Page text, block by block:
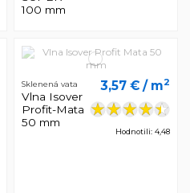
100 mm
Sklenená vata
Vlna Isover
Profit-Mata
50 mm
3,57 € / m2
Hodnotili: 4,48